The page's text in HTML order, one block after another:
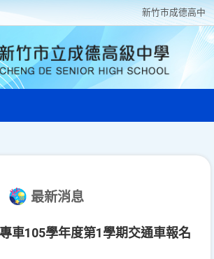
新竹巿成德高中
最新消息
車105學年度第1學期交通車報名